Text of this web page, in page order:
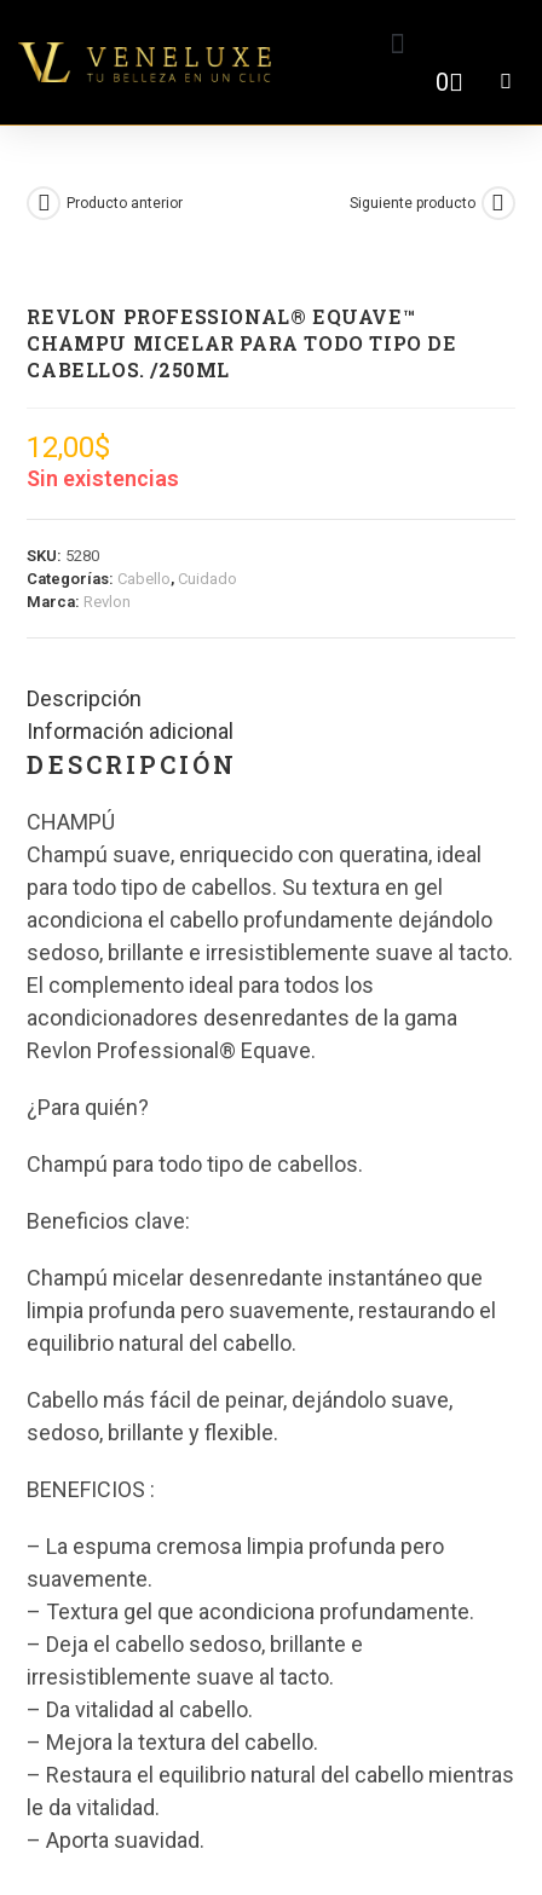
0
Producto anterior Siguiente producto
REVLON PROFESSIONAL® EQUAVE™
CHAMPU MICELAR PARA TODO TIPO DE
CABELLOS. /250ML
12,00$
Sin existencias
SKU: 5280
Categorías: Cabello, Cuidado
Marca: Revlon
Descripción
Información adicional
DESCRIPCIÓN
CHAMPÚ
Champú suave, enriquecido con queratina, ideal
para todo tipo de cabellos. Su textura en gel
acondiciona el cabello profundamente dejándolo
sedoso, brillante e irresistiblemente suave al tacto.
El complemento ideal para todos los
acondicionadores desenredantes de la gama
Revlon Professional® Equave.
¿Para quién?
Champú para todo tipo de cabellos.
Beneficios clave:
Champú micelar desenredante instantáneo que
limpia profunda pero suavemente, restaurando el
equilibrio natural del cabello.
Cabello más fácil de peinar, dejándolo suave,
sedoso, brillante y flexible.
BENEFICIOS :
– La espuma cremosa limpia profunda pero
suavemente.
– Textura gel que acondiciona profundamente.
– Deja el cabello sedoso, brillante e
irresistiblemente suave al tacto.
– Da vitalidad al cabello.
– Mejora la textura del cabello.
– Restaura el equilibrio natural del cabello mientras
le da vitalidad.
– Aporta suavidad.